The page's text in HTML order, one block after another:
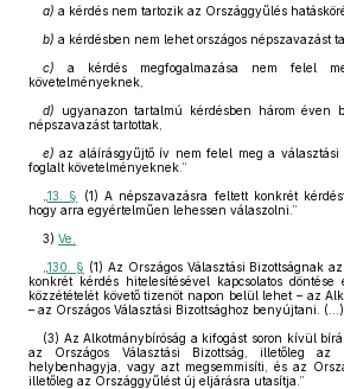
a) a kérdés nem tartozik az Országgyűlés
b) a kérdésben nem lehet országos népszavazást
c) a kérdés megfogalmazása nem felel
követelményeknek,
d) ugyanazon tartalmú kérdésben három éven
népszavazást tartottak,
e) az aláírásgyűjtő ív nem felel meg a választási
foglalt követelményeknek.”
13. §
(1) A népszavazásra feltett konkrét
hogy arra egyértelműen lehessen válaszolni.”
3) Ve.
130. § (1) Az Országos Választási Bizottságnak
konkrét kérdés hitelesítésével kapcsolatos
közzétételét követő tizenöt napon belül lehet – az
– az Országos Választási Bizottsághoz benyújtani. (...)
(3) Az Alkotmánybíróság a kifogást soron kívül
az Országos Választási Bizottság, illetőleg az
helybenhagyja, vagy azt megsemmisíti, és az
illetőleg az Országgyűlést új eljárásra utasítja.”